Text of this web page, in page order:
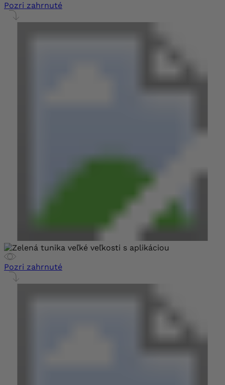
Pozri zahrnuté
Pozri zahrnuté